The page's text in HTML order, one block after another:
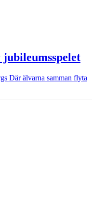
Där älvarna samman flyta